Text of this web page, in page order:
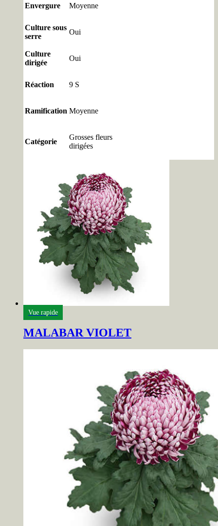
Envergure Moyenne
Culture sous
serre
Oui
Culture
dirigée
Oui
Réaction 9 S
Ramification Moyenne
Catégorie
Grosses fleurs
dirigées
Vue rapide
MALABAR VIOLET